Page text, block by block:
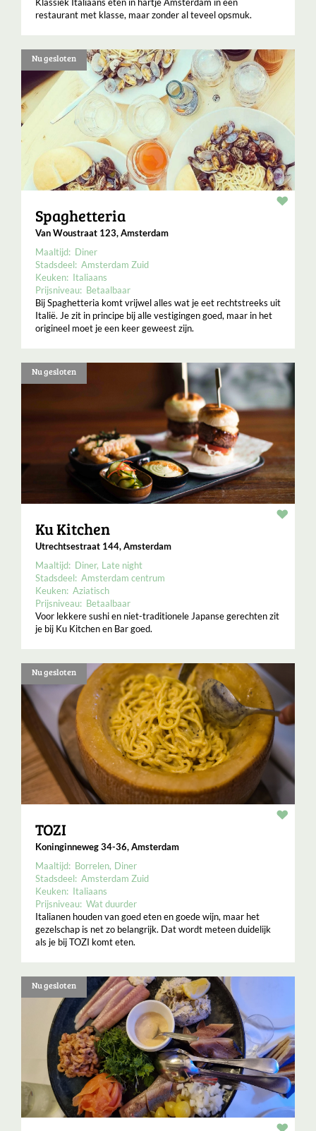
restaurant met klasse, maar zonder al teveel opsmuk.
Nu gesloten
Spaghetteria
Van Woustraat 123, Amsterdam
Maaltijd: Diner
Stadsdeel: Amsterdam Zuid
Keuken: Italiaans
Prijsniveau: Betaalbaar
Bij Spaghetteria komt vrijwel alles wat je eet rechtstreeks uit
Italië. Je zit in principe bij alle vestigingen goed, maar in het
origineel moet je een keer geweest zijn.
Nu gesloten
Ku Kitchen
Utrechtsestraat 144, Amsterdam
Maaltijd: Diner Late night
Stadsdeel: Amsterdam centrum
Keuken: Aziatisch
Prijsniveau: Betaalbaar
Voor lekkere sushi en niet-traditionele Japanse gerechten zit
je bij Ku Kitchen en Bar goed.
Nu gesloten
TOZI
Koninginneweg 34-36, Amsterdam
Maaltijd: Borrelen Diner
Stadsdeel: Amsterdam Zuid
Keuken: Italiaans
Prijsniveau: Wat duurder
Italianen houden van goed eten en goede wijn, maar het
gezelschap is net zo belangrijk. Dat wordt meteen duidelijk
als je bij TOZI komt eten.
Nu gesloten